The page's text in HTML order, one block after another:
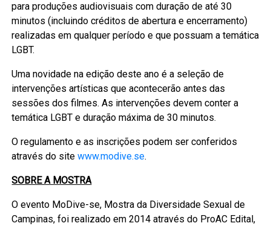
para produções audiovisuais com duração de até 30
minutos (incluindo créditos de abertura e encerramento)
realizadas em qualquer período e que possuam a temática
LGBT.
Uma novidade na edição deste ano é a seleção de
intervenções artísticas que acontecerão antes das
sessões dos filmes. As intervenções devem conter a
temática LGBT e duração máxima de 30 minutos.
O regulamento e as inscrições podem ser conferidos
através do sitewww.modive.se.
SOBRE A MOSTRA
O evento MoDive-se, Mostra da Diversidade Sexual de
Campinas, foi realizado em 2014 através do ProAC Edital,